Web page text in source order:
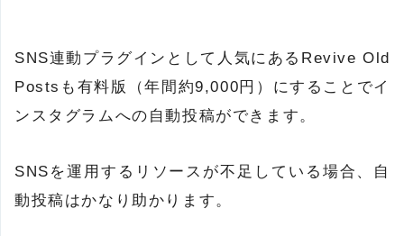
SNS連動プラグインとして人気にあるRevive Old
Postsも有料版（年間約9,000円）にすることでイ
ンスタグラムへの自動投稿ができます。
SNSを運用するリソースが不足している場合、自
動投稿はかなり助かります。